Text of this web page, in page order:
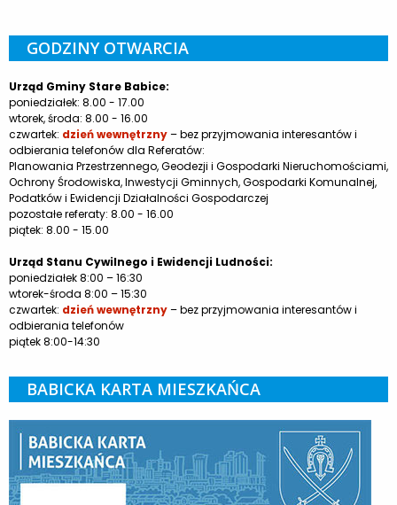
GODZINY OTWARCIA
Urząd Gminy Stare Babice:
poniedziałek: 8.00 - 17.00
wtorek, środa: 8.00 - 16.00
czwartek: dzień wewnętrzny– bez przyjmowania interesantów i
odbierania telefonów dla Referatów:
Planowania Przestrzennego, Geodezji i Gospodarki Nieruchomościami,
Ochrony Środowiska, Inwestycji Gminnych, Gospodarki Komunalnej,
Podatków i Ewidencji Działalności Gospodarczej
pozostałe referaty: 8.00 - 16.00
piątek: 8.00 - 15.00
Urząd Stanu Cywilnego i Ewidencji Ludności:
poniedziałek 8:00 – 16:30
wtorek-środa 8:00 – 15:30
czwartek: dzień wewnętrzny– bez przyjmowania interesantów i
odbierania telefonów
piątek 8:00-14:30
BABICKA KARTA MIESZKAŃCA